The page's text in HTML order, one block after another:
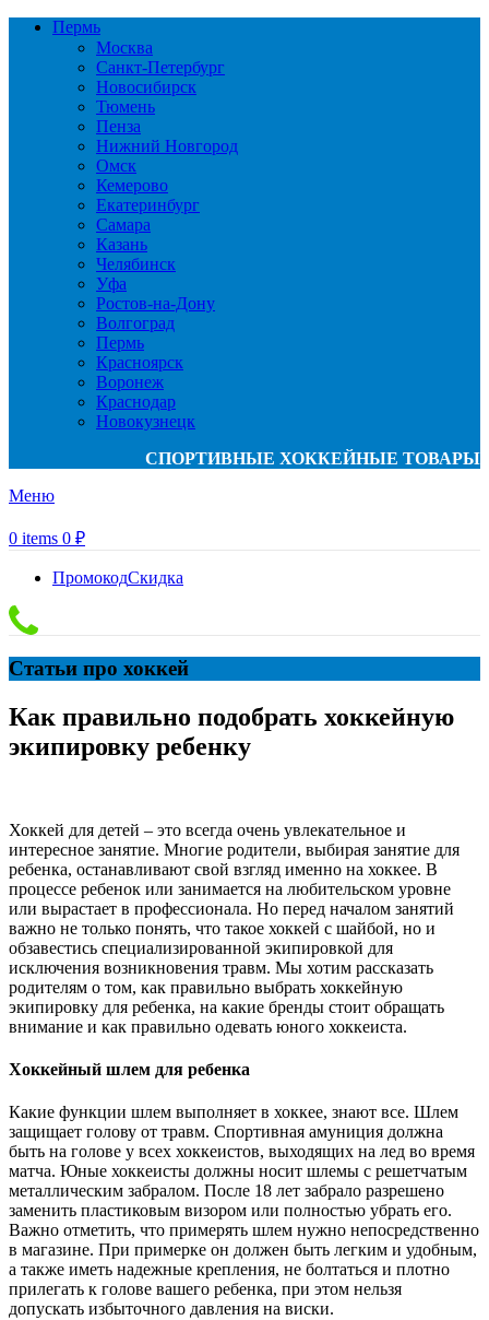
Пермь
Москва
Санкт-Петербург
Новосибирск
Тюмень
Пенза
Нижний Новгород
Омск
Кемерово
Екатеринбург
Самара
Казань
Челябинск
Уфа
Ростов-на-Дону
Волгоград
Пермь
Красноярск
Воронеж
Краснодар
Новокузнецк
СПОРТИВНЫЕ ХОККЕЙНЫЕ ТОВАРЫ
Меню
0 items 0 ₽
ПромокодСкидка
Статьи про хоккей
Как правильно подобрать хоккейную
экипировку ребенку
Хоккей для детей – это всегда очень увлекательное и
интересное занятие. Многие родители, выбирая занятие для
ребенка, останавливают свой взгляд именно на хоккее. В
процессе ребенок или занимается на любительском уровне
или вырастает в профессионала. Но перед началом занятий
важно не только понять, что такое хоккей с шайбой, но и
обзавестись специализированной экипировкой для
исключения возникновения травм. Мы хотим рассказать
родителям о том, как правильно выбрать хоккейную
экипировку для ребенка, на какие бренды стоит обращать
внимание и как правильно одевать юного хоккеиста.
Хоккейный шлем для ребенка
Какие функции шлем выполняет в хоккее, знают все. Шлем
защищает голову от травм. Спортивная амуниция должна
быть на голове у всех хоккеистов, выходящих на лед во время
матча. Юные хоккеисты должны носит шлемы с решетчатым
металлическим забралом. После 18 лет забрало разрешено
заменить пластиковым визором или полностью убрать его.
Важно отметить, что примерять шлем нужно непосредственно
в магазине. При примерке он должен быть легким и удобным,
а также иметь надежные крепления, не болтаться и плотно
прилегать к голове вашего ребенка, при этом нельзя
допускать избыточного давления на виски.